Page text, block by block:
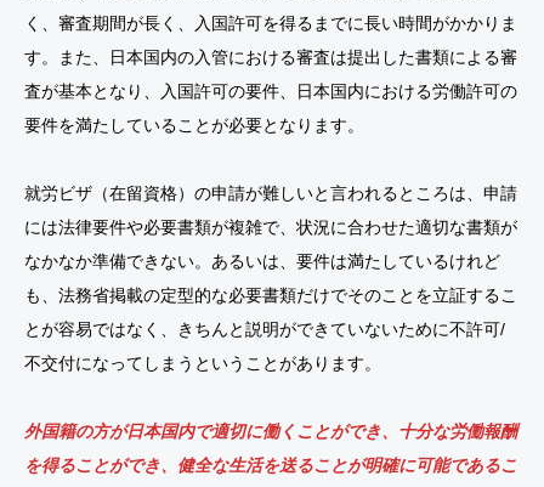
く、審査期間が長く、入国許可を得るまでに長い時間がかかりま
す。また、日本国内の入管における審査は提出した書類による審
査が基本となり、入国許可の要件、日本国内における労働許可の
要件を満たしていることが必要となります。
就労ビザ（在留資格）の申請が難しいと言われるところは、申請
には法律要件や必要書類が複雑で、状況に合わせた適切な書類が
なかなか準備できない。あるいは、要件は満たしているけれど
も、法務省掲載の定型的な必要書類だけでそのことを立証するこ
とが容易ではなく、きちんと説明ができていないために不許可/
不交付になってしまうということがあります。
外国籍の方が日本国内で適切に働くことができ、十分な労働報酬
を得ることができ、健全な生活を送ることが明確に可能であるこ